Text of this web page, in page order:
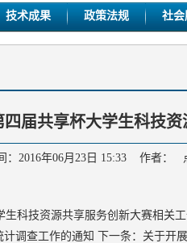
技术成果 政策法规 社会
届共享杯大学生科技
：2016年06月23日 15:33 作者：
科技资源共享服务创新大赛相关
计调查工作的通知 下一条： 关于开